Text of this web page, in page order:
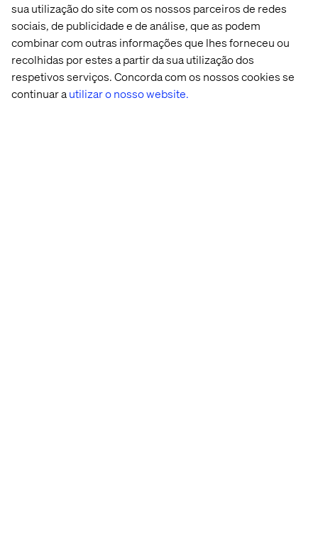
sua utilização do site com os nossos parceiros de redes
sociais, de publicidade e de análise, que as podem
combinar com outras informações que lhes forneceu ou
recolhidas por estes a partir da sua utilização dos
respetivos serviços. Concorda com os nossos cookies se
continuar autilizar o nosso website.